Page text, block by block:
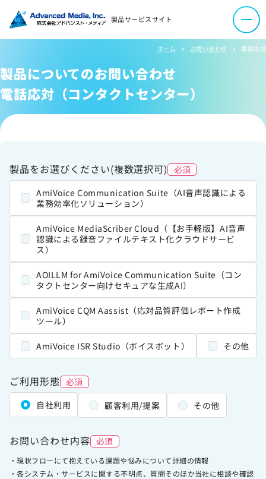
資料ダウンロード
会社案内
コーポレートサイト
サイトマップ
サイトのご利用について
ソーシャルメディアポリシー
プライバシーポリシー
情報セキュリティポリシー
労働者派遣事業に関わる情報
メールマガジン
製品サービスサイト
ホーム chevron_right お問い合わせ chevron_right 電話応対
製品についてのお問い合わせ
電話応対（コンタクトセンター）
製品をお選びください(複数選択可) 必須
AmiVoice Communication Suite（AI音声認識による
業務効率化ソリューション）
AmiVoice MediaScriber Cloud（【お手軽版】AI音声
認識による録音ファイルテキスト化クラウドサービ
ス）
AOILLM for AmiVoice Communication Suite（コン
タクトセンター向けセキュアな生成AI）
AmiVoice CQM Aassist（応対品質評価レポート作成
ツール）
AmiVoice ISR Studio（ボイスボット） その他
ご利用形態
必須
自社利用
顧客利用/提案 その他
お問い合わせ内容 必須
・現状フローにて抱えている課題や悩みについて詳細の情報
・各システム・サービスに関する不明点、質問そのほか当社に相談や確認